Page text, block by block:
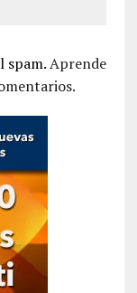
spam.Aprende